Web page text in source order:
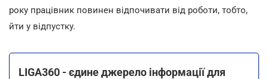
року працівник повинен відпочивати від роботи, тобто,
йти у відпустку.
LIGA360 - єдине джерело інформації для